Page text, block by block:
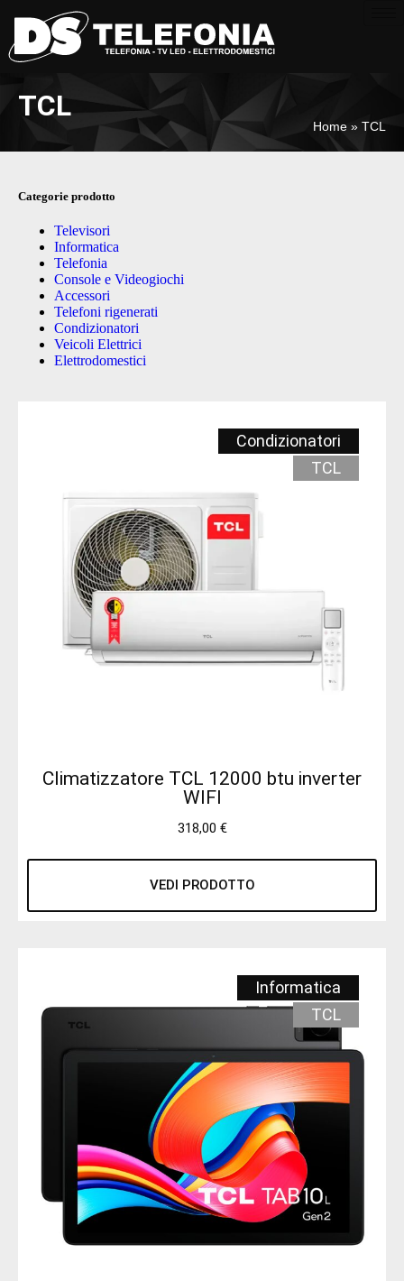
TCL
Home » TCL
Categorie prodotto
Televisori
Informatica
Telefonia
Console e Videogiochi
Accessori
Telefoni rigenerati
Condizionatori
Veicoli Elettrici
Elettrodomestici
Condizionatori
TCL
Climatizzatore TCL 12000 btu inverter
WIFI
318,00 €
VEDI PRODOTTO
Informatica
TCL